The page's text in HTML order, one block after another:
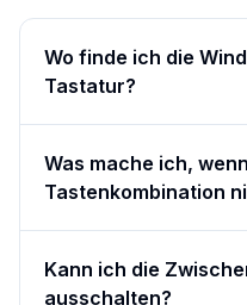
Wo finde ich die
Tastatur?
Was mache ich,
Tastenkombination
Kann ich die
ausschalten?